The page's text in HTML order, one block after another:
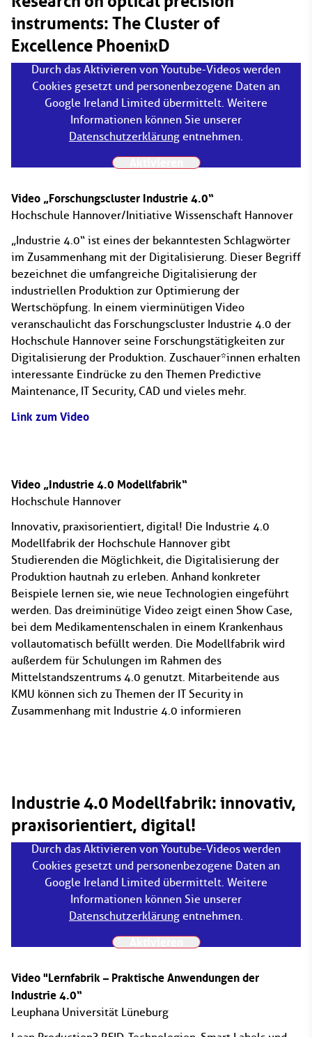
instruments: The Cluster of
Excellence PhoenixD
Durch das Aktivieren von Youtube-Videos werden
Cookies gesetzt und personenbezogene Daten an
Google Ireland Limited übermittelt. Weitere
Informationen können Sie unserer
Datenschutzerklärung entnehmen.
Video „Forschungscluster Industrie 4.0“
Hochschule Hannover/Initiative Wissenschaft Hannover
„Industrie 4.0“ ist eines der bekanntesten Schlagwörter
im Zusammenhang mit der Digitalisierung. Dieser Begriff
bezeichnet die umfangreiche Digitalisierung der
industriellen Produktion zur Optimierung der
Wertschöpfung. In einem vierminütigen Video
veranschaulicht das Forschungscluster Industrie 4.0 der
Hochschule Hannover seine Forschungstätigkeiten zur
Digitalisierung der Produktion. Zuschauer*innen erhalten
interessante Eindrücke zu den Themen Predictive
Maintenance, IT Security, CAD und vieles mehr.
Link zum Video
Video „Industrie 4.0 Modellfabrik“
Hochschule Hannover
Innovativ, praxisorientiert, digital! Die Industrie 4.0
Modellfabrik der Hochschule Hannover gibt
Studierenden die Möglichkeit, die Digitalisierung der
Produktion hautnah zu erleben. Anhand konkreter
Beispiele lernen sie, wie neue Technologien eingeführt
werden. Das dreiminütige Video zeigt einen Show Case,
bei dem Medikamentenschalen in einem Krankenhaus
vollautomatisch befüllt werden. Die Modellfabrik wird
außerdem für Schulungen im Rahmen des
Mittelstandszentrums 4.0 genutzt. Mitarbeitende aus
KMU können sich zu Themen der IT Security in
Zusammenhang mit Industrie 4.0 informieren
Industrie 4.0 Modellfabrik: innovativ,
praxisorientiert, digital!
Durch das Aktivieren von Youtube-Videos werden
Cookies gesetzt und personenbezogene Daten an
Google Ireland Limited übermittelt. Weitere
Informationen können Sie unserer
Datenschutzerklärung entnehmen.
Video "Lernfabrik – Praktische Anwendungen der
Industrie 4.0“
Leuphana Universität Lüneburg